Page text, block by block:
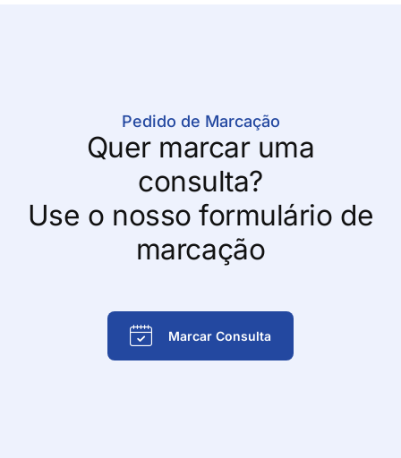
Pedido de Marcação
Quer marcar uma
consulta?
Use o nosso formulário de
marcação
Marcar Consulta